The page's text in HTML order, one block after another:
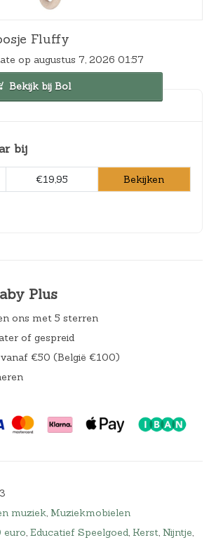
Fluffy
op augustus 7, 2026 01:57
Bekijk bij Bol
bij
€19,95 Bekijken
Plus
ons met 5 sterren
of gespreid
€50 (België €100)
muziek, Muziekmobielen
euro, Educatief Speelgoed, Kerst, Nijntje,